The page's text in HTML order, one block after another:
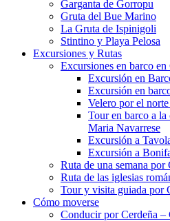
Garganta de Gorropu
Gruta del Bue Marino
La Gruta de Ispinigoli
Stintino y Playa Pelosa
Excursiones y Rutas
Excursiones en barco en
Excursión en
Excursión en
Velero por el
Tour en barco a la
Maria Navarrese
Excursión a
Excursión a
Ruta de una semana por
Ruta de las iglesias
Tour y visita guiada por
Cómo moverse
Conducir por Cerdeña –